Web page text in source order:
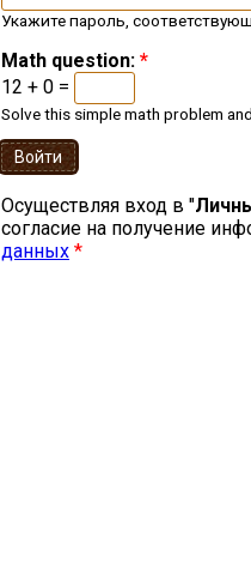
Укажите пароль,
Math question: *
12 + 0 =
Solve this simple math problem
Осуществляя вход в "
согласие на получение
данных *